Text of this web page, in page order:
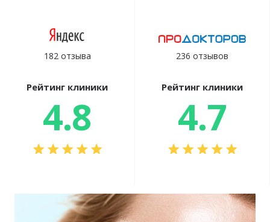
182 отзыва
Рейтинг клиники
4.8
236 отзывов
Рейтинг клиники
4.7